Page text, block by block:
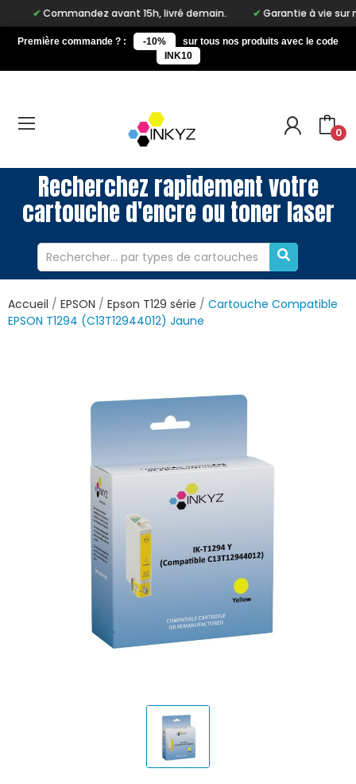
avant 15h, livré demain. Garantie à vie sur notre
Première commande ? : -10%
sur tous nos produits avec le code
INK10
0
Recherchez rapidement votre
cartouche d'encre ou toner laser
Accueil EPSON Epson T129 série
Cartouche Compatible
EPSON T1294 (C13T12944012) Jaune